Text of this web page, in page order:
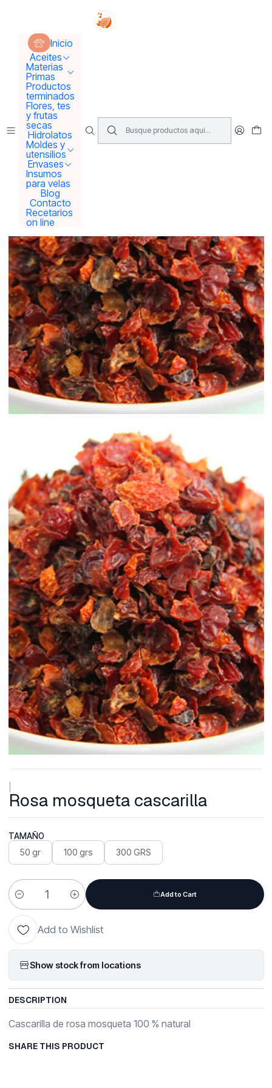
Inicio
Aceites
Materias
Primas
Productos
terminados
Flores, tes
y frutas
secas
Hidrolatos
Moldes y
utensilios
Envases
Insumos
para velas
Blog
Contacto
Recetarios
on line
Tus sueños se concretan aquí !!!
Inicio
Rosa mosqueta cascarilla
TAMAÑO
50 gr 100 grs 300 GRS
Quantity
Add to Cart
Add to Wishlist
Show stock from locations
DESCRIPTION
Cascarilla de rosa mosqueta 100 % natural
SHARE THIS PRODUCT